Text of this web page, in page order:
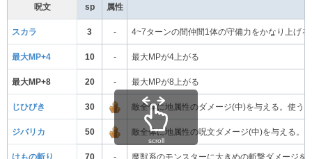
呪文 sp 属性
スカラ 3 - 4~7ターンの間仲間1体の守備力をかなり上げる
最大MP+4 10 - 最大MPが4上がる
最大MP+8 20 - 最大MPが8上がる
じひびき 30 敵全体に地属性のダメージ(中)を与える。使う
ジバリカ 50 敵全体に地属性の呪文ダメージ(中)を与える。
けもの斬り 70 - 魔獣系のモンスターに大きめの斬撃ダメージを
scroll